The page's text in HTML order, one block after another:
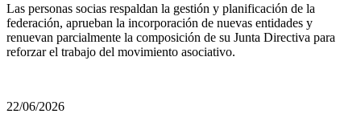
Las personas socias respaldan la gestión y planificación de la
federación, aprueban la incorporación de nuevas entidades y
renuevan parcialmente la composición de su Junta Directiva para
reforzar el trabajo del movimiento asociativo.
22/06/2026